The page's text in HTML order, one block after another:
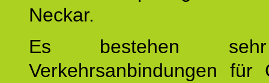
Neckar.
Es bestehen
Verkehrsanbindungen für